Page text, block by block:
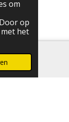
om
op
met het